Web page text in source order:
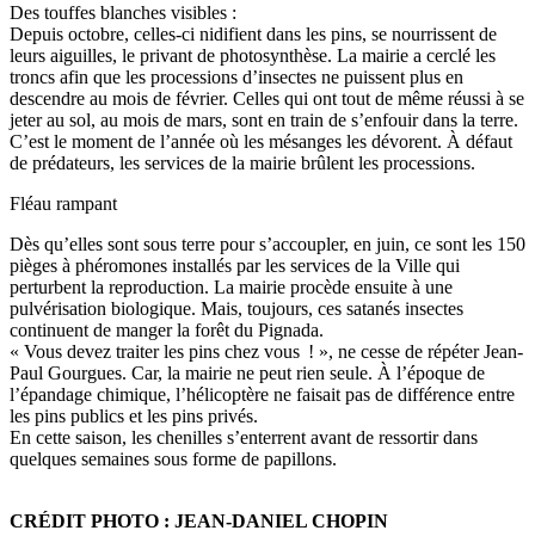
Des touffes blanches visibles :
Depuis octobre, celles-ci nidifient dans les pins, se nourrissent de
leurs aiguilles, le privant de photosynthèse. La mairie a cerclé les
troncs afin que les processions d’insectes ne puissent plus en
descendre au mois de février. Celles qui ont tout de même réussi à se
jeter au sol, au mois de mars, sont en train de s’enfouir dans la terre.
C’est le moment de l’année où les mésanges les dévorent. À défaut
de prédateurs, les services de la mairie brûlent les processions.
Fléau rampant
Dès qu’elles sont sous terre pour s’accoupler, en juin, ce sont les 150
pièges à phéromones installés par les services de la Ville qui
perturbent la reproduction. La mairie procède ensuite à une
pulvérisation biologique. Mais, toujours, ces satanés insectes
continuent de manger la forêt du Pignada.
« Vous devez traiter les pins chez vous ! », ne cesse de répéter Jean-
Paul Gourgues. Car, la mairie ne peut rien seule. À l’époque de
l’épandage chimique, l’hélicoptère ne faisait pas de différence entre
les pins publics et les pins privés.
En cette saison, les chenilles s’enterrent avant de ressortir dans
quelques semaines sous forme de papillons.
CRÉDIT PHOTO : JEAN-DANIEL CHOPIN